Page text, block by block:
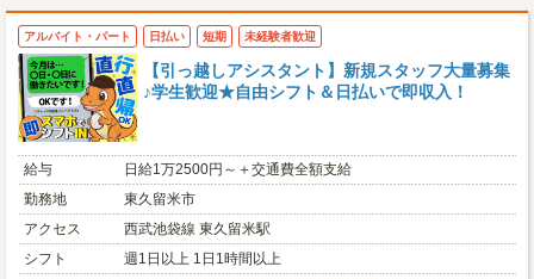
アルバイト・パート 日払い 短期 未経験者歓迎
【引っ越しアシスタント】新規スタッフ大量募集
♪学生歓迎★自由シフト＆日払いで即収入！
給与
日給1万2500円～＋交通費全額支給
勤務地
東久留米市
アクセス
西武池袋線 東久留米駅
シフト
週1日以上 1日1時間以上